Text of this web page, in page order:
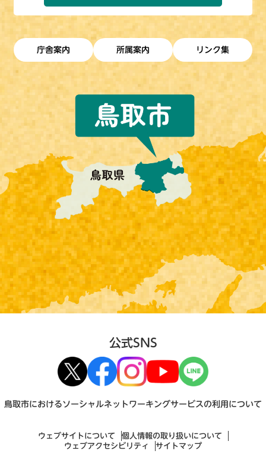
庁舎案内 所属案内 リンク集
公式SNS
鳥取市におけるソーシャルネットワーキングサービスの利用について
ウェブサイトについて
個人情報の取り扱いについて
ウェブアクセシビリティ
サイトマップ